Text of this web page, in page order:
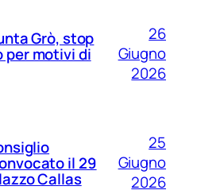
Grò, stop
per motivi di
26
Giugno
2026
il 29
Callas
25
Giugno
2026